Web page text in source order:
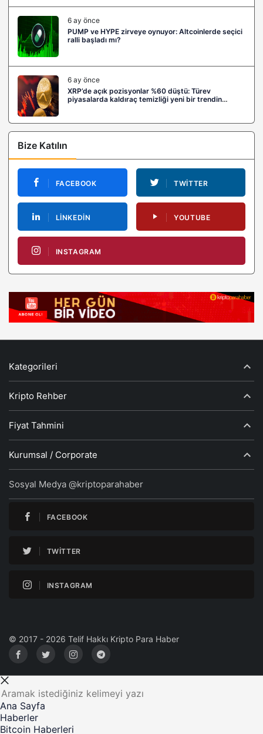
6 ay önce
PUMP ve HYPE zirveye oynuyor: Altcoinlerde seçici
ralli başladı mı?
6 ay önce
XRP’de açık pozisyonlar %60 düştü: Türev
piyasalarda kaldıraç temizliği yeni bir trendin
Bize Katılın
FACEBOOK TWITTER
LINKEDIN YOUTUBE
INSTAGRAM
Kategorileri
Kripto Rehber
Fiyat Tahmini
Kurumsal / Corporate
Sosyal Medya @kriptoparahaber
FACEBOOK
TWITTER
INSTAGRAM
© 2017 - 2026 Telif Hakkı Kripto Para Haber
Ana Sayfa
Haberler
Bitcoin Haberleri